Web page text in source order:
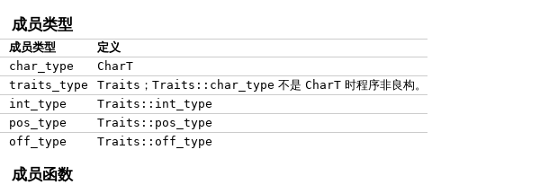
成员类型
成员类型
定义
char_type
CharT
traits_type
Traits ； Traits::char_type 不是 CharT时程序非良构。
int_type
Traits::int_type
pos_type
Traits::pos_type
off_type
Traits::off_type
成员函数